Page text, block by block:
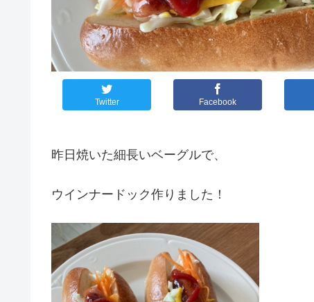
Twitter Facebook
昨日焼いた細長いベーグルで、
ウインナードック作りました！